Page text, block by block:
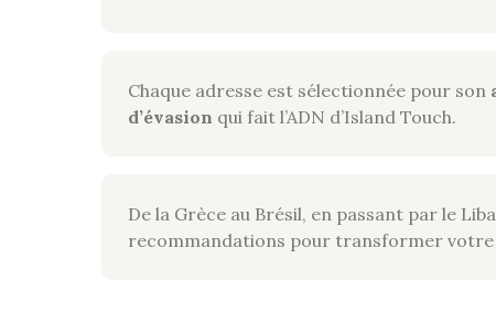
Chaque adresse est sélectionnée pour son
d’évasion qui fait l’ADN d’Island Touch.
De la Grèce au Brésil, en passant par le
recommandations pour transformer votre